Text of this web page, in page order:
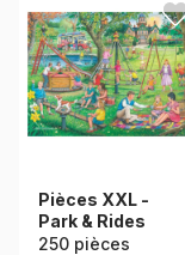
Pièces XXL -
Park & Rides
250 pièces